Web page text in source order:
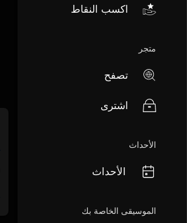
اكسب النقاط
متجر
تصفح
اشترى
الأحداث
الأحداث
الموسيقى الخاصة بك